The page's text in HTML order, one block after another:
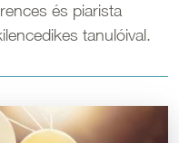
és piarista
tanulóival.